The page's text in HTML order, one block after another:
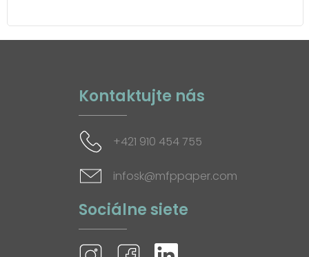
Kontaktujte nás
+421 910 454 755
infosk@mfppaper.com
Sociálne siete